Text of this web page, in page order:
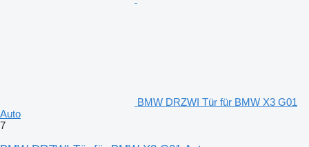
BMW DRZWI Tür für BMW X3 G01
Auto
7